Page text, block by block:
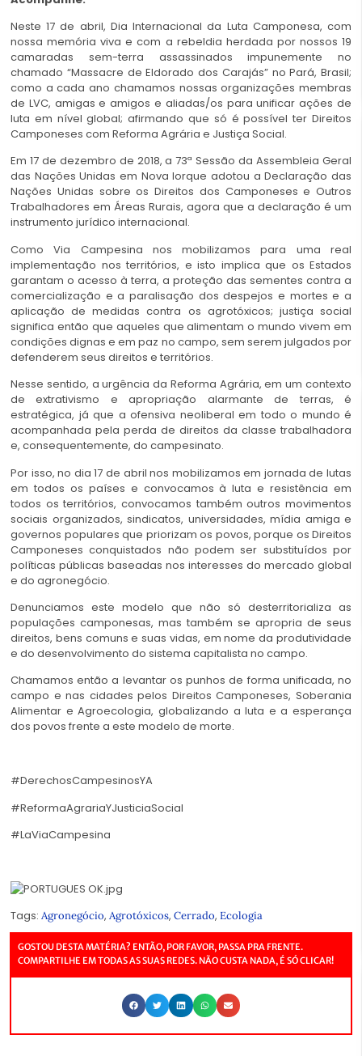
Neste 17 de abril, Dia Internacional da Luta Camponesa, com
nossa memória viva e com a rebeldia herdada por nossos 19
camaradas sem-terra assassinados impunemente no
chamado “Massacre de Eldorado dos Carajás” no Pará, Brasil;
como a cada ano chamamos nossas organizações membras
de LVC, amigas e amigos e aliadas/os para unificar ações de
luta em nível global; afirmando que só é possível ter Direitos
Camponeses com Reforma Agrária e Justiça Social.
Em 17 de dezembro de 2018, a 73ª Sessão da Assembleia Geral
das Nações Unidas em Nova Iorque adotou a Declaração das
Nações Unidas sobre os Direitos dos Camponeses e Outros
Trabalhadores em Áreas Rurais, agora que a declaração é um
instrumento jurídico internacional.
Como Via Campesina nos mobilizamos para uma real
implementação nos territórios, e isto implica que os Estados
garantam o acesso à terra, a proteção das sementes contra a
comercialização e a paralisação dos despejos e mortes e a
aplicação de medidas contra os agrotóxicos; justiça social
significa então que aqueles que alimentam o mundo vivem em
condições dignas e em paz no campo, sem serem julgados por
defenderem seus direitos e territórios.
Nesse sentido, a urgência da Reforma Agrária, em um contexto
de extrativismo e apropriação alarmante de terras, é
estratégica, já que a ofensiva neoliberal em todo o mundo é
acompanhada pela perda de direitos da classe trabalhadora
e, consequentemente, do campesinato.
Por isso, no dia 17 de abril nos mobilizamos em jornada de lutas
em todos os países e convocamos à luta e resistência em
todos os territórios, convocamos também outros movimentos
sociais organizados, sindicatos, universidades, mídia amiga e
governos populares que priorizam os povos, porque os Direitos
Camponeses conquistados não podem ser substituídos por
políticas públicas baseadas nos interesses do mercado global
e do agronegócio.
Denunciamos este modelo que não só desterritorializa as
populações camponesas, mas também se apropria de seus
direitos, bens comuns e suas vidas, em nome da produtividade
e do desenvolvimento do sistema capitalista no campo.
Chamamos então a levantar os punhos de forma unificada, no
campo e nas cidades pelos Direitos Camponeses, Soberania
Alimentar e Agroecologia, globalizando a luta e a esperança
dos povos frente a este modelo de morte.
#DerechosCampesinosYA
#ReformaAgrariaYJusticiaSocial
#LaViaCampesina
Tags: Agronegócio, Agrotóxicos, Cerrado, Ecologia
GOSTOU DESTA MATÉRIA? ENTÃO, POR FAVOR, PASSA PRA FRENTE.
COMPARTILHE EM TODAS AS SUAS REDES. NÃO CUSTA NADA, É SÓ CLICAR!